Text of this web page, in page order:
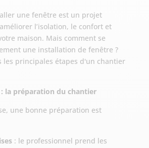
une fenêtre est un projet
l’isolation, le confort et
maison. Mais comment se
une installation de fenêtre ?
les principales étapes d'un chantier
la préparation du chantier
une bonne préparation est
: le professionnel prend les